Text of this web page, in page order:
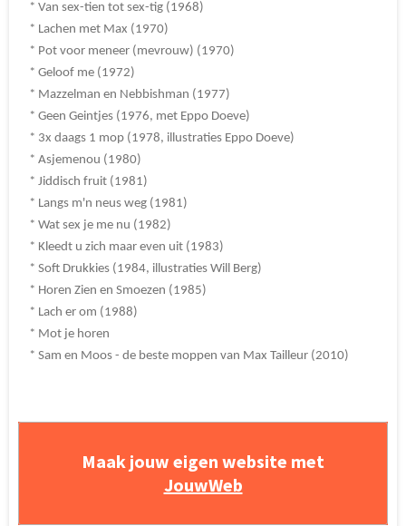
* Van sex-tien tot sex-tig (1968)
* Lachen met Max (1970)
* Pot voor meneer (mevrouw) (1970)
* Geloof me (1972)
* Mazzelman en Nebbishman (1977)
* Geen Geintjes (1976, met Eppo Doeve)
* 3x daags 1 mop (1978, illustraties Eppo Doeve)
* Asjemenou (1980)
* Jiddisch fruit (1981)
* Langs m'n neus weg (1981)
* Wat sex je me nu (1982)
* Kleedt u zich maar even uit (1983)
* Soft Drukkies (1984, illustraties Will Berg)
* Horen Zien en Smoezen (1985)
* Lach er om (1988)
* Mot je horen
* Sam en Moos - de beste moppen van Max Tailleur (2010)
Maak jouw eigen website met
JouwWeb